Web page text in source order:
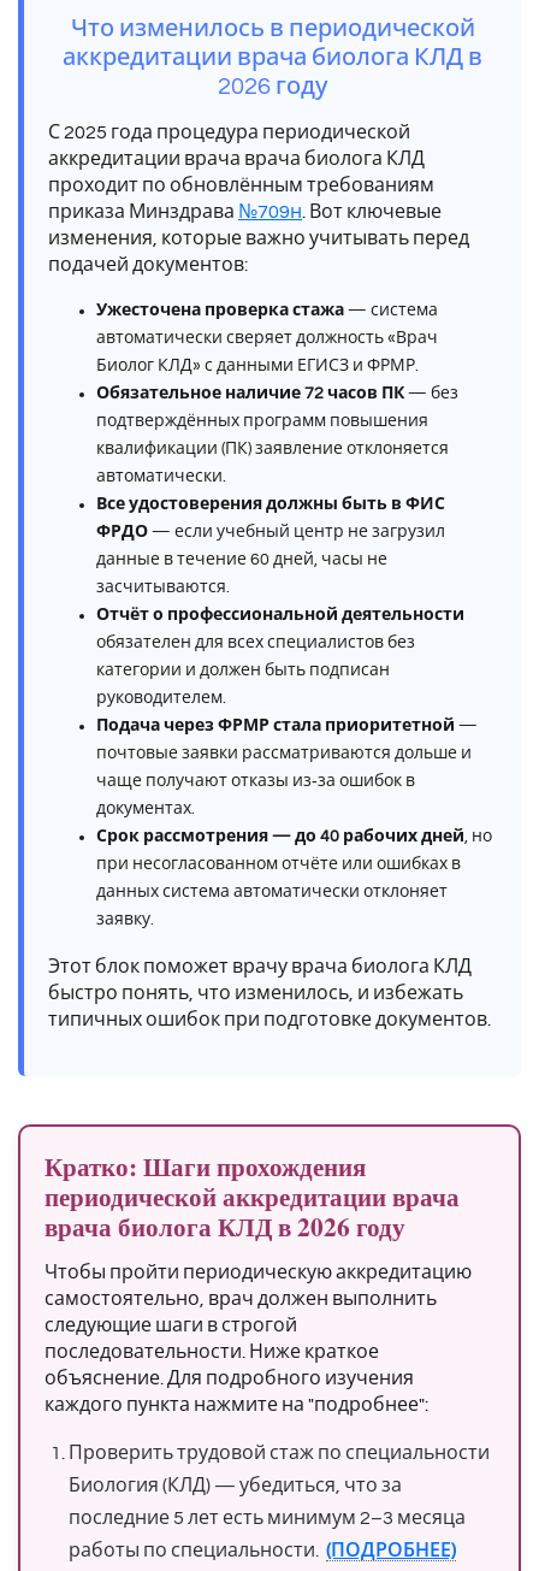
Что изменилось в периодической
аккредитации врача биолога КЛД в
2026 году
С 2025 года процедура периодической
аккредитации врача врача биолога КЛД
проходит по обновлённым требованиям
приказа Минздрава №709н . Вот ключевые
изменения, которые важно учитывать перед
подачей документов:
Ужесточена проверка стажа — система
автоматически сверяет должность «Врач
Биолог КЛД» с данными ЕГИСЗ и ФРМР.
Обязательное наличие 72 часов ПК — без
подтверждённых программ повышения
квалификации (ПК) заявление отклоняется
автоматически.
Все удостоверения должны быть в ФИС
ФРДО — если учебный центр не загрузил
данные в течение 60 дней, часы не
засчитываются.
Отчёт о профессиональной деятельности
обязателен для всех специалистов без
категории и должен быть подписан
руководителем.
Подача через ФРМР стала приоритетной —
почтовые заявки рассматриваются дольше и
чаще получают отказы из‑за ошибок в
документах.
Срок рассмотрения — до 40 рабочих дней , но
при несогласованном отчёте или ошибках в
данных система автоматически отклоняет
заявку.
Этот блок поможет врачу врача биолога КЛД
быстро понять, что изменилось, и избежать
типичных ошибок при подготовке документов.
Кратко: Шаги прохождения
периодической аккредитации врача
врача биолога КЛД в 2026 году
Чтобы пройти периодическую аккредитацию
самостоятельно, врач должен выполнить
следующие шаги в строгой
последовательности. Ниже краткое
объяснение. Для подробного изучения
каждого пункта нажмите на "подробнее":
Проверить трудовой стаж по специальности
Биология (КЛД) — убедиться, что за
последние 5 лет есть минимум 2–3 месяца
работы по специальности. (ПОДРОБНЕЕ)